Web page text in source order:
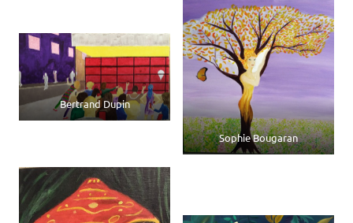
Bertrand Dupin
Sophie Bougaran